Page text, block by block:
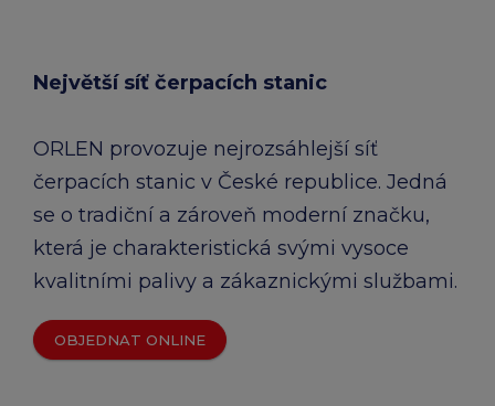
Největší síť čerpacích stanic
ORLEN provozuje nejrozsáhlejší síť
čerpacích stanic v České republice. Jedná
se o tradiční a zároveň moderní značku,
která je charakteristická svými vysoce
kvalitními palivy a zákaznickými službami.
OBJEDNAT ONLINE